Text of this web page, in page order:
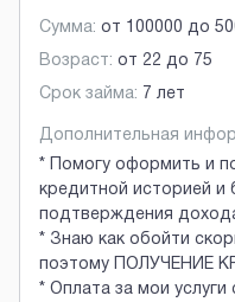
Сумма: от 100000 до
Возраст: от 22 до 75
Срок займа: 7 лет
Дополнительная
* Помогу оформить и
кредитной историей и
подтверждения
* Знаю как обойти
поэтому ПОЛУЧЕНИЕ
* Оплата за мои услуги